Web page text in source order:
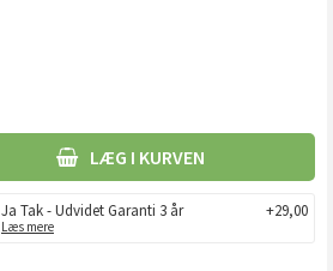
LÆG I KURVEN
Ja Tak - Udvidet Garanti 3 år
Læs mere
+29,00